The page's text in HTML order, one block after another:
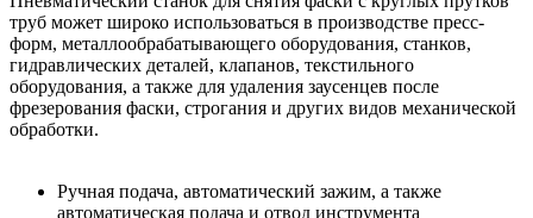
труб может широко использоваться в производстве пресс-
форм, металлообрабатывающего оборудования, станков,
гидравлических деталей, клапанов, текстильного
оборудования, а также для удаления заусенцев после
фрезерования фаски, строгания и других видов механической
обработки.
Ручная подача, автоматический зажим, а также
автоматическая подача и отвод инструмента